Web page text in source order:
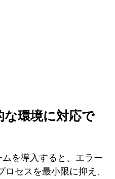
な環境に対応で
を導入すると、エラー
セスを最小限に抑え、